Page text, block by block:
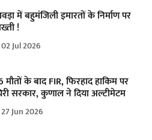
में बहुमंजिली इमारतों के निर्माण पर
!
02 Jul 2026
मौतों के बाद FIR, फिरहाद हाकिम पर
सरकार, कुणाल ने दिया अल्टीमेटम
27 Jun 2026